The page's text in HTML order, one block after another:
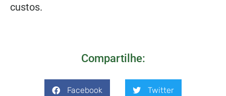
custos.
Compartilhe:
Facebook Twitter